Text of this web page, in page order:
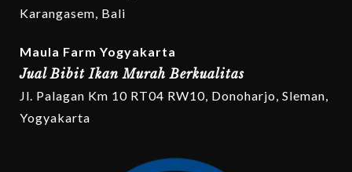
Karangasem, Bali
Maula Farm Yogyakarta
Jual Bibit Ikan Murah Berkualitas
Jl. Palagan Km 10 RT04 RW10, Donoharjo, Sleman,
Yogyakarta